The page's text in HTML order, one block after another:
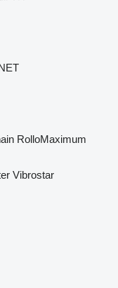
RolloMaximum
Vibrostar